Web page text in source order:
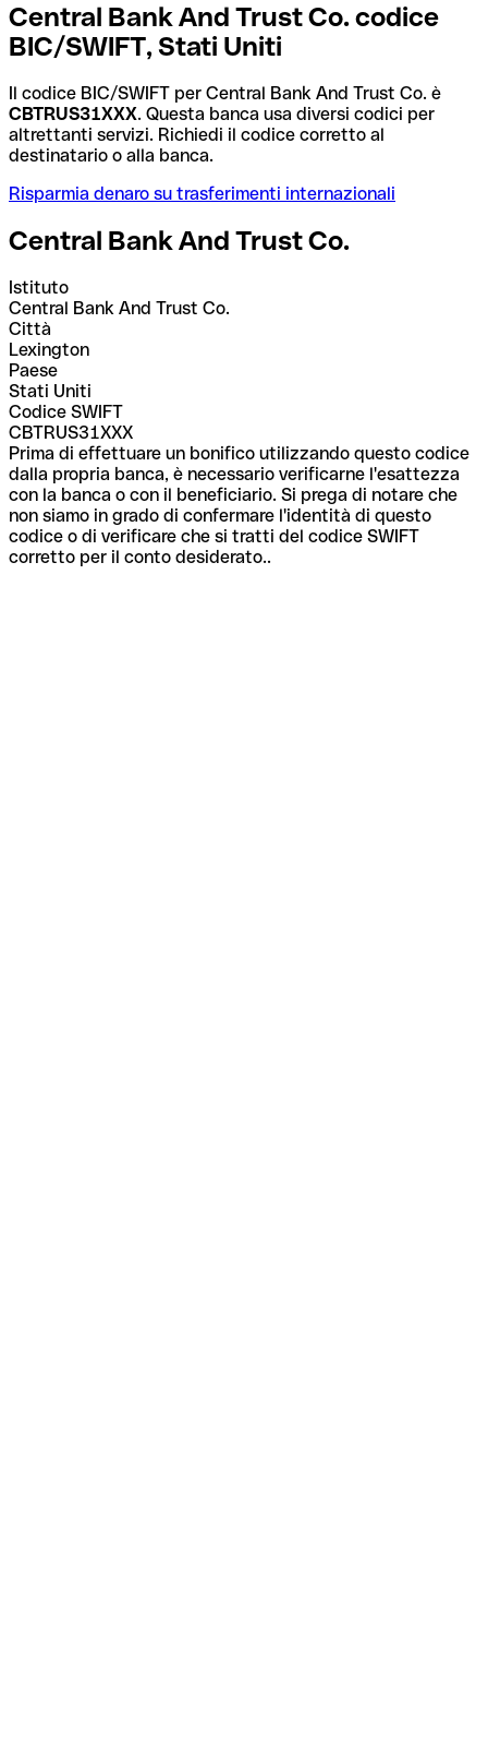
Central Bank And Trust Co. codice
BIC/SWIFT, Stati Uniti
Il codice BIC/SWIFT per Central Bank And Trust Co. è
CBTRUS31XXX. Questa banca usa diversi codici per
altrettanti servizi. Richiedi il codice corretto al
destinatario o alla banca.
Risparmia denaro su trasferimenti internazionali
Central Bank And Trust Co.
Istituto
Central Bank And Trust Co.
Città
Lexington
Paese
Stati Uniti
Codice SWIFT
CBTRUS31XXX
Prima di effettuare un bonifico utilizzando questo codice
dalla propria banca, è necessario verificarne l'esattezza
con la banca o con il beneficiario. Si prega di notare che
non siamo in grado di confermare l'identità di questo
codice o di verificare che si tratti del codice SWIFT
corretto per il conto desiderato..